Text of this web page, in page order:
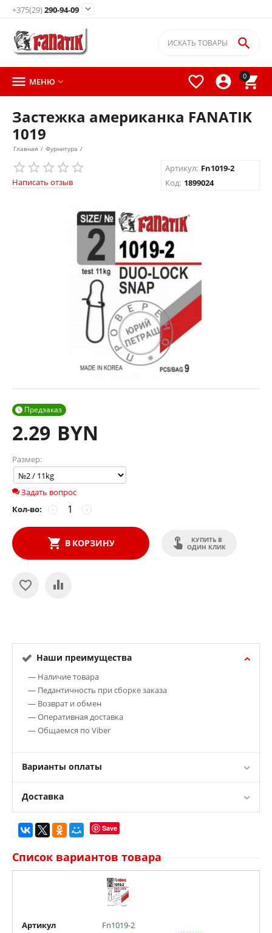
+375(29)290-94-09 
0




 МЕНЮ 
Застежка американка FANATIK
1019
Главная / Фурнитура /
Написать отзыв
Артикул: Fn1019-2
Код: 1899024
Предзаказ

2.29 BYN
Размер:
Задать вопрос
Кол-во:
+
−
В КОРЗИНУ
КУПИТЬ В
ОДИН КЛИК
Наши преимущества
— Наличие товара
— Педантичность при сборке заказа
— Возврат и обмен
— Оперативная доставка
— Общаемся по Viber
Варианты оплаты
Доставка
Save
Список вариантов товара
Артикул
Fn1019-2